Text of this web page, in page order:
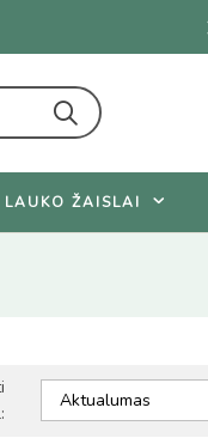
LAUKO ŽAISLAI
Aktualumas